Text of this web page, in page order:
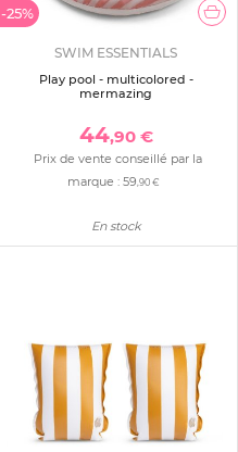
-25%
SWIM ESSENTIALS
Play pool - multicolored -
mermazing
44,90 €
Prix de vente conseillé par la
marque :59 ,90 €
En stock